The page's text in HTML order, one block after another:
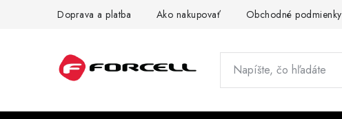
Doprava a platba Ako nakupovať Obchodné podmienky